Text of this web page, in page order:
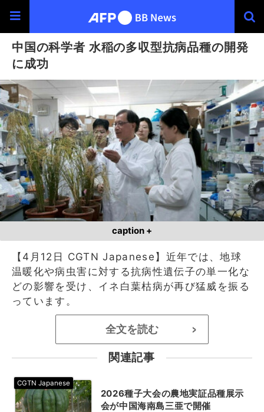
中国の科学者 水稲の多収型抗病品種の開発
に成功
caption +
【4月12日 CGTN Japanese】近年では、地球
温暖化や病虫害に対する抗病性遺伝子の単一化な
どの影響を受け、イネ白葉枯病が再び猛威を振る
っています。
全文を読む >
関連記事
2026種子大会の農地実証品種展示
会が中国海南島三亜で開催